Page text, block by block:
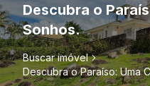
Descubra o
Sonhos.
Buscar imóvel
Descubra o Paraíso: Uma